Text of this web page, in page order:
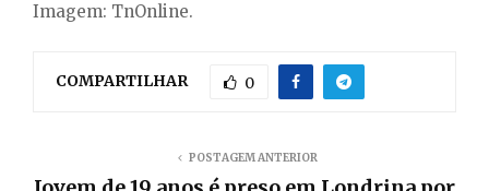
Imagem: TnOnline.
COMPARTILHAR 0
POSTAGEM ANTERIOR